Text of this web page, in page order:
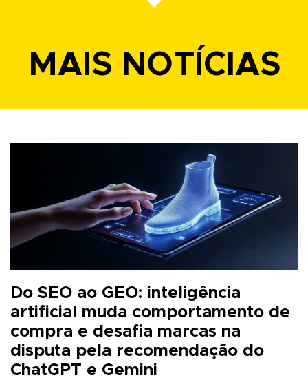
MAIS NOTÍCIAS
Do SEO ao GEO: inteligência
artificial muda comportamento de
compra e desafia marcas na
disputa pela recomendação do
ChatGPT e Gemini